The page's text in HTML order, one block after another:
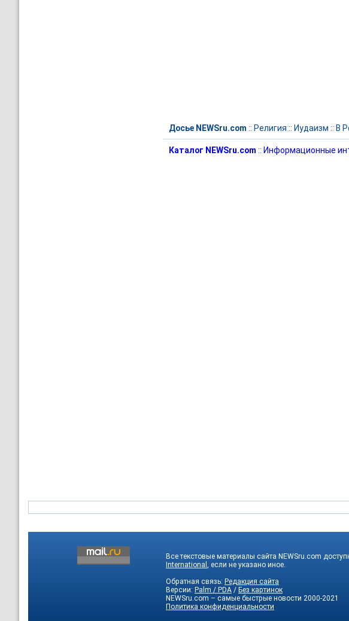
Досье NEWSru.com :: Религия :: Иудаизм :: В
Каталог NEWSru.com :: Информационные
Все текстовые материалы сайта NEWSru.com
International , если не указано иное.
Обратная связь: Редакция сайта
Версии: Palm / PDA / Без картинок
NEWSru.com – самые быстрые новости 2000-2021
Политика конфиденциальности